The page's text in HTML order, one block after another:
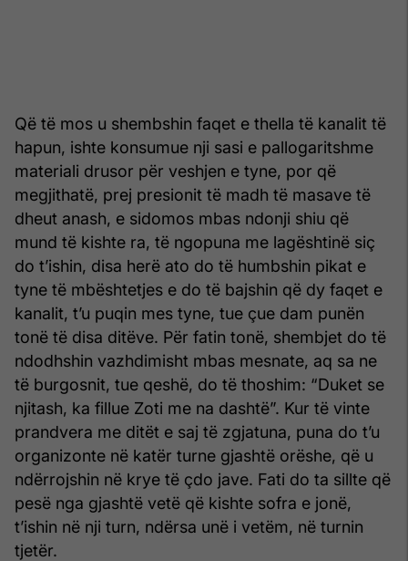
Që të mos u shembshin faqet e thella të kanalit të
hapun, ishte konsumue nji sasi e pallogaritshme
materiali drusor për veshjen e tyne, por që
megjithatë, prej presionit të madh të masave të
dheut anash, e sidomos mbas ndonji shiu që
mund të kishte ra, të ngopuna me lagështinë siç
do t’ishin, disa herë ato do të humbshin pikat e
tyne të mbështetjes e do të bajshin që dy faqet e
kanalit, t’u puqin mes tyne, tue çue dam punën
tonë të disa ditëve. Për fatin tonë, shembjet do të
ndodhshin vazhdimisht mbas mesnate, aq sa ne
të burgosnit, tue qeshë, do të thoshim: “Duket se
njitash, ka fillue Zoti me na dashtë”. Kur të vinte
prandvera me ditët e saj të zgjatuna, puna do t’u
organizonte në katër turne gjashtë orëshe, që u
ndërrojshin në krye të çdo jave. Fati do ta sillte që
pesë nga gjashtë vetë që kishte sofra e jonë,
t’ishin në nji turn, ndërsa unë i vetëm, në turnin
tjetër.